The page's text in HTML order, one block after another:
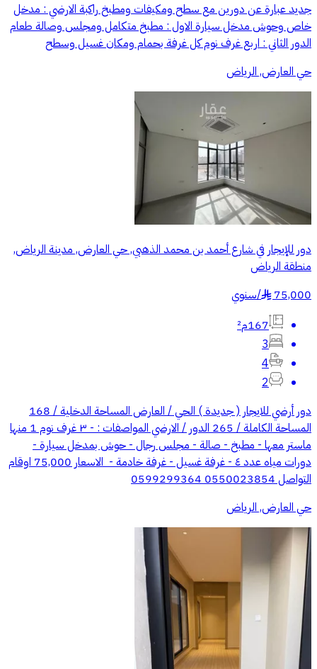
جديد عبارة عن دورين مع سطح ومكيفات ومطبخ راكبة الارضي : مدخل
خاص وحوش مدخل سيارة الاول : مطبخ متكامل ومجلس وصالة طعام
الدور الثاني : اربع غرف نوم كل غرفة بحمام ومكان غسيل وسطح
حي العارض, الرياض
دور للإيجار في شارع أحمد بن محمد الذهبي, حي العارض, مدينة الرياض,
منطقة الرياض
75,000
§
/سنوي
167م²
3
4
2
دور أرضي للايجار ( جديدة ) الحي / العارض المساحة الدخلية / 168
المساحة الكاملة / 265 الدور / الارضي المواصفات : - ٣ غرف نوم 1 منها
ماستر معها - مطبخ - صالة - مجلس رجال - حوش بمدخل سيارة -
دورات مياه عدد ٤ - غرفة غسيل - غرفة خادمة - ⁠ الاسعار 75,000 اوقام
التواصل 0550023854 0599299364
حي العارض, الرياض